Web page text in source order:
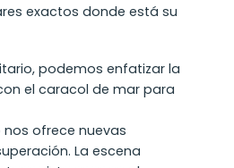
exactos donde está su
podemos enfatizar la
el caracol de mar para
ofrece nuevas
La escena